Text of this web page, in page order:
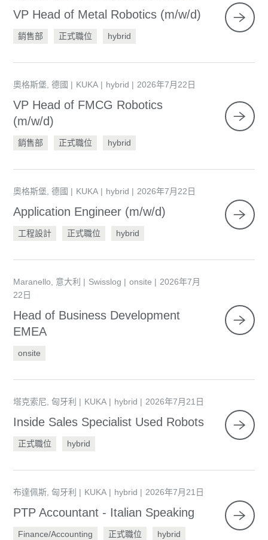
VP Head of Metal Robotics (m/w/d)
銷售部 正式職位 hybrid
奧格斯堡, 德國 KUKA hybrid 2026年7月22日
VP Head of FMCG Robotics
(m/w/d)
銷售部 正式職位 hybrid
奧格斯堡, 德國 KUKA hybrid 2026年7月22日
Application Engineer (m/w/d)
工程設計 正式職位 hybrid
Maranello, 意大利 Swisslog onsite
2026年7月
22日
Head of Business Development
EMEA
onsite
塔克索尼, 匈牙利 KUKA hybrid 2026年7月21日
Inside Sales Specialist Used Robots
正式職位 hybrid
布達佩斯, 匈牙利 KUKA hybrid 2026年7月21日
PTP Accountant - Italian Speaking
Finance/Accounting 正式職位 hybrid